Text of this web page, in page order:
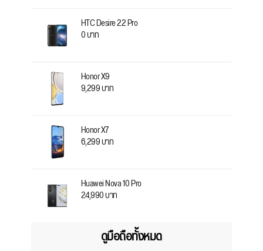
HTC Desire 22 Pro
0 บาท
Honor X9
9,299 บาท
Honor X7
6,299 บาท
Huawei Nova 10 Pro
24,990 บาท
ดูมือถือทั้งหมด